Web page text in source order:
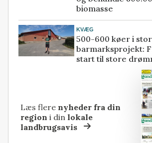
biomasse
KVÆG
500-600 køer i
barmarksprojekt:
start til store
Læs flere nyheder fra din
region i dinlokale
landbrugsavis